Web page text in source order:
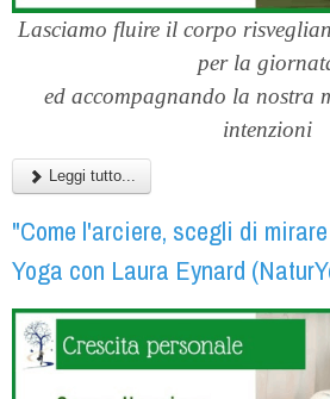
Lasciamo fluire il corpo
per la
ed accompagnando la nostra
intenzioni
Leggi tutto...
"Come l'arciere, scegli di
Yoga con Laura Eynard